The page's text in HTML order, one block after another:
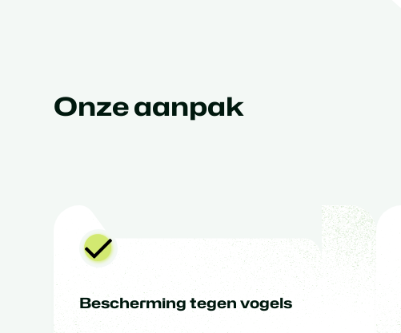
Onze aanpak
Bescherming tegen vogels